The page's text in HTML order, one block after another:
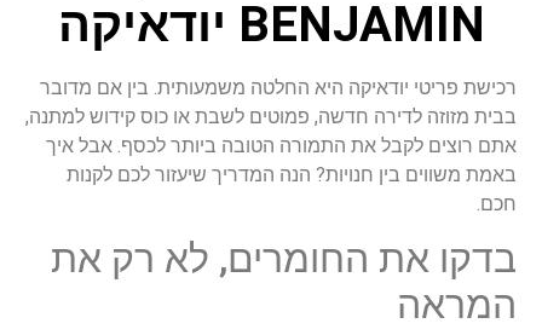
BENJAMIN יודאיקה
רכישת פריטי יודאיקה היא החלטה משמעותית. בין אם מדובר
בבית מזוזה לדירה חדשה, פמוטים לשבת או כוס קידוש למתנה,
אתם רוצים לקבל את התמורה הטובה ביותר לכסף. אבל איך
באמת משווים בין חנויות? הנה המדריך שיעזור לכם לקנות
חכם.
בדקו את החומרים, לא רק את
המראה